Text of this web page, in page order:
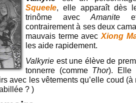
Squeele, elle apparaît dès
trinôme avecAmanite
contrairement à ses deux
mauvais terme avec Xiong
les aide rapidement.
Valkyrie est une élève de
tonnerre (comme Thor). Elle
avec les vêtements qu’elle coud
? )